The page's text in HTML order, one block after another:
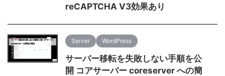
reCAPTCHA V3効果あり
Server WordPress
サーバー移転を失敗しない手順を公
開 コアサーバー coreserver への簡